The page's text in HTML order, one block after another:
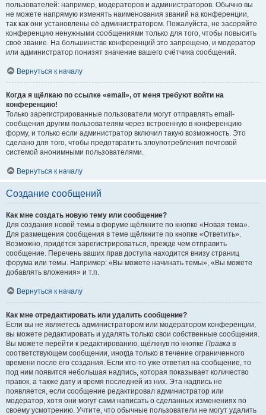
пользователей: например, модераторов и администраторов. Обычно вы
не можете напрямую изменять наименования званий на конференции,
так как они установлены её администратором. Пожалуйста, не засоряйте
конференцию ненужными сообщениями только для того, чтобы повысить
своё звание. На большинстве конференций это запрещено, и модератор
или администратор понизят значение вашего счётчика сообщений.
Вернуться к началу
Когда я щёлкаю по ссылке «email», от меня требуют войти на
конференцию!
Только зарегистрированные пользователи могут отправлять email-
сообщения другим пользователям через встроенную в конференцию
форму, и только если администратор включил такую возможность. Это
сделано для того, чтобы предотвратить злоупотребления почтовой
системой анонимными пользователями.
Вернуться к началу
Создание сообщений
Как мне создать новую тему или сообщение?
Для создания новой темы в форуме щёлкните по кнопке «Новая тема».
Для размещения сообщения в теме щёлкните по кнопке «Ответить».
Возможно, придётся зарегистрироваться, прежде чем отправить
сообщение. Перечень ваших прав доступа находится внизу страниц
форума или темы. Например: «Вы можете начинать темы», «Вы можете
добавлять вложения» и т.п.
Вернуться к началу
Как мне отредактировать или удалить сообщение?
Если вы не являетесь администратором или модератором конференции,
вы можете редактировать и удалять только свои собственные сообщения.
Вы можете перейти к редактированию, щёлкнув по кнопке Правка в
соответствующем сообщении, иногда только в течение ограниченного
времени после его создания. Если кто-то уже ответил на сообщение, то
под ним появится небольшая надпись, которая показывает количество
правок, а также дату и время последней из них. Эта надпись не
появляется, если сообщение редактировал администратор или
модератор, хотя они могут сами написать о сделанных изменениях по
своему усмотрению. Учтите, что обычные пользователи не могут удалить